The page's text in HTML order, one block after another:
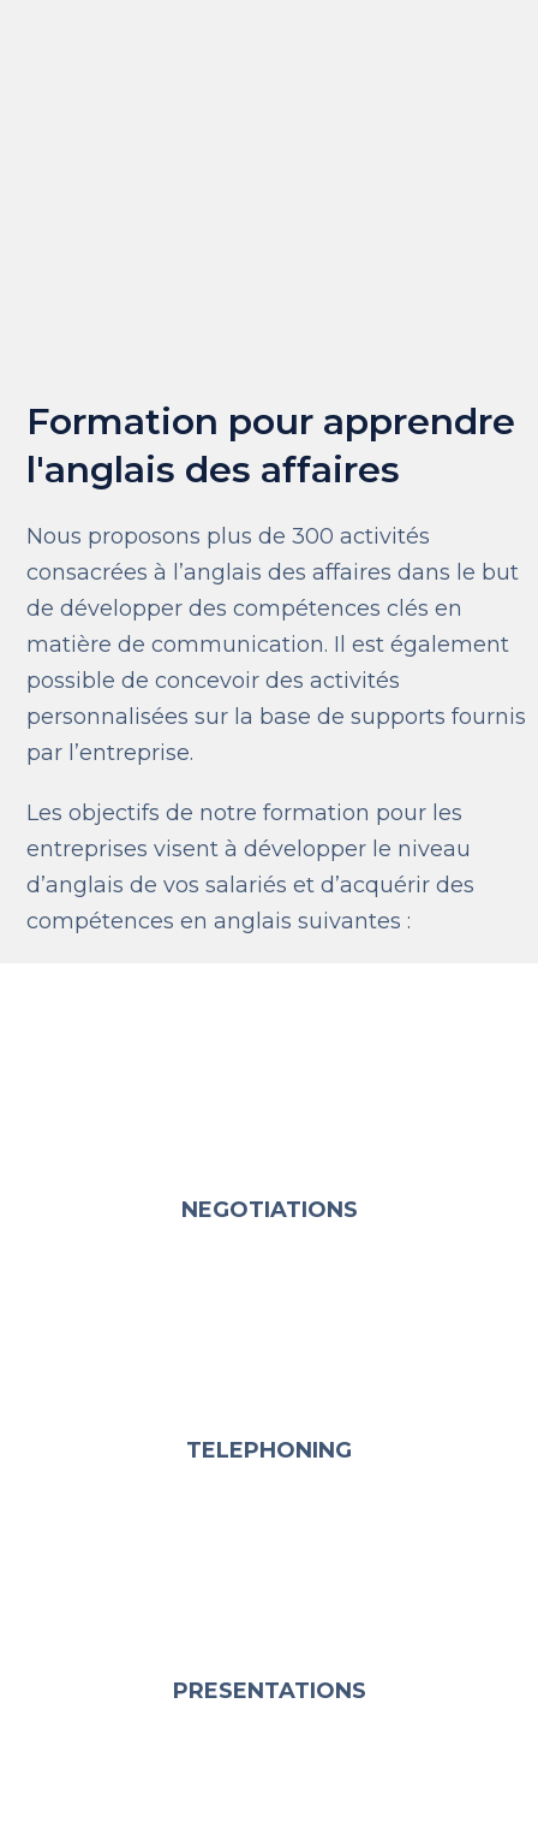
Formation pour apprendre
l'anglais des affaires
Nous proposons plus de 300 activités
consacrées à l’anglais des affaires dans le but
de développer des compétences clés en
matière de communication. Il est également
possible de concevoir des activités
personnalisées sur la base de supports fournis
par l’entreprise.
Les objectifs de notre formation pour les
entreprises visent à développer le niveau
d’anglais de vos salariés et d’acquérir des
compétences en anglais suivantes :
NEGOTIATIONS
TELEPHONING
PRESENTATIONS